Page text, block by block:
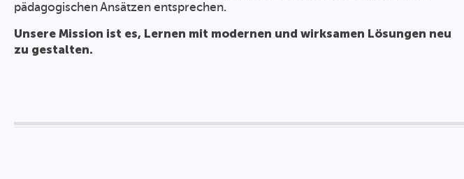
pädagogischen Ansätzen entsprechen.
Unsere Mission ist es, Lernen mit modernen und wirksamen Lösungen neu
zu gestalten.